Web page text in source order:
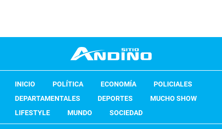
INICIO POLÍTICA ECONOMÍA
POLICIALES
DEPARTAMENTALES
DEPORTES
MUCHO SHOW
LIFESTYLE
MUNDO SOCIEDAD